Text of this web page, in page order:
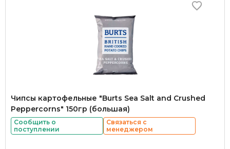
Чипсы картофельные "Burts Sea Salt and Crushed
Peppercorns" 150гр (большая)
Сообщить о
поступлении
Связаться с
менеджером